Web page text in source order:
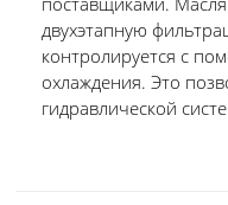
двухэтапную
контролируется с
охлаждения. Это
гидравлической